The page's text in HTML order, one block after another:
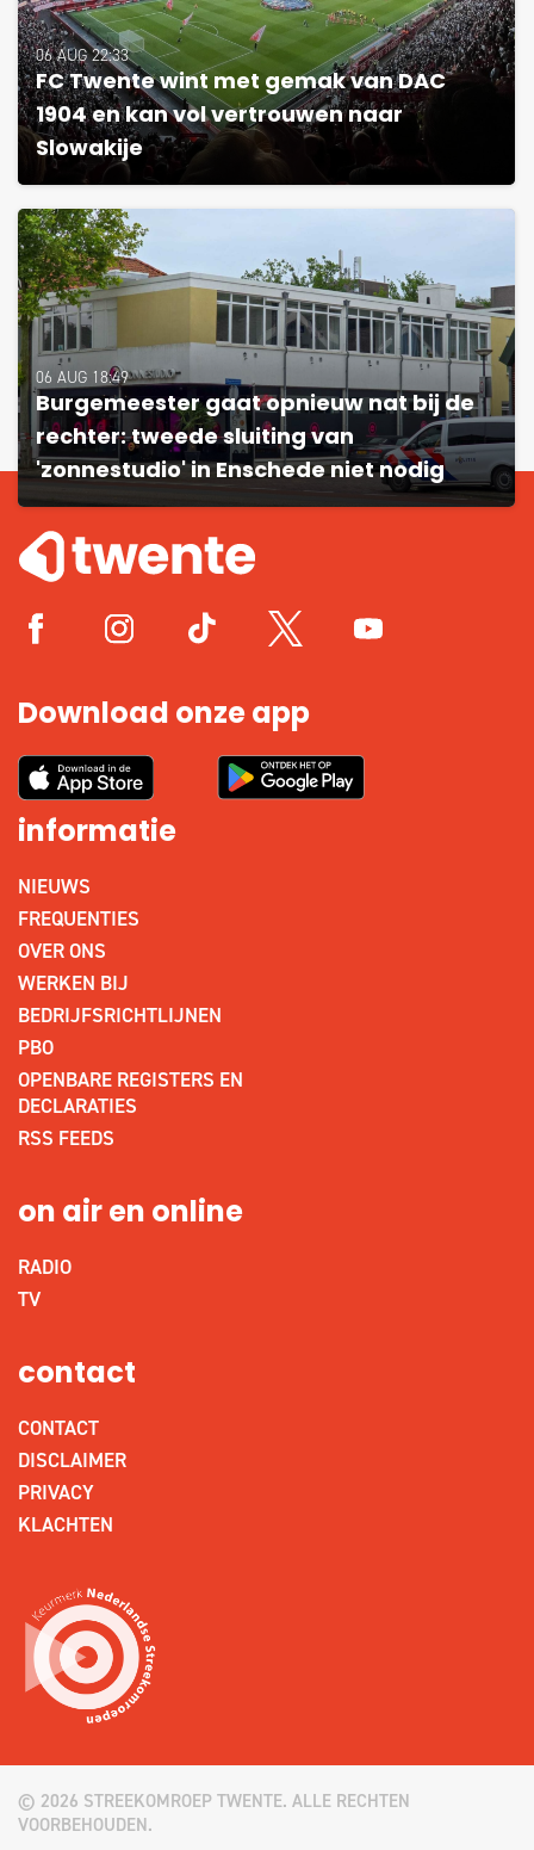
06 AUG 22:33
FC Twente wint met gemak van DAC
1904 en kan vol vertrouwen naar
Slowakije
06 AUG 18:49
Burgemeester gaat opnieuw nat bij de
rechter: tweede sluiting van
'zonnestudio' in Enschede niet nodig
Download onze app
informatie
NIEUWS
FREQUENTIES
OVER ONS
WERKEN BIJ
BEDRIJFSRICHTLIJNEN
PBO
OPENBARE REGISTERS EN
DECLARATIES
RSS FEEDS
on air en online
RADIO
TV
contact
CONTACT
DISCLAIMER
PRIVACY
KLACHTEN
© 2026 STREEKOMROEP TWENTE. ALLE RECHTEN
VOORBEHOUDEN.